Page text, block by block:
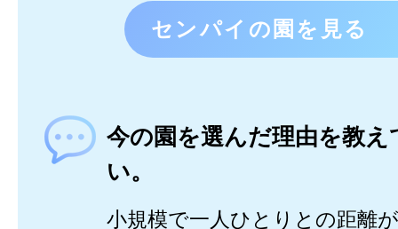
センパイの園を見る
今の園を選んだ理由を教え
い。
小規模で一人ひとりとの距離